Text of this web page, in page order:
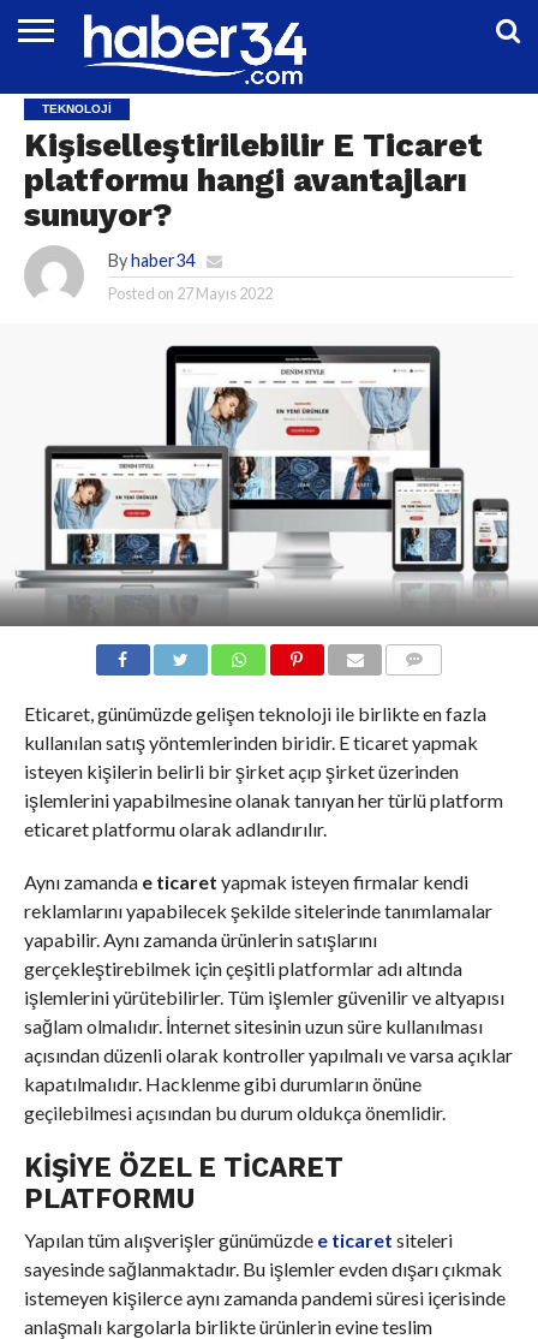
EĞITIM
EKONOMI
GENEL
MAGAZIN
OTOMOTIV
SIYASET
SPOR
TEKNOLOJI
TEKNOLOJI
Kişiselleştirilebilir E Ticaret
platformu hangi avantajları
sunuyor?
By haber34
Posted on 27 Mayıs 2022
Eticaret, günümüzde gelişen teknoloji ile birlikte en fazla
kullanılan satış yöntemlerinden biridir. E ticaret yapmak
isteyen kişilerin belirli bir şirket açıp şirket üzerinden
işlemlerini yapabilmesine olanak tanıyan her türlü platform
eticaret platformu olarak adlandırılır.
Aynı zamanda e ticaret yapmak isteyen firmalar kendi
reklamlarını yapabilecek şekilde sitelerinde tanımlamalar
yapabilir. Aynı zamanda ürünlerin satışlarını
gerçekleştirebilmek için çeşitli platformlar adı altında
işlemlerini yürütebilirler. Tüm işlemler güvenilir ve altyapısı
sağlam olmalıdır. İnternet sitesinin uzun süre kullanılması
açısından düzenli olarak kontroller yapılmalı ve varsa açıklar
kapatılmalıdır. Hacklenme gibi durumların önüne
geçilebilmesi açısından bu durum oldukça önemlidir.
KIŞIYE ÖZEL E TICARET
PLATFORMU
Yapılan tüm alışverişler günümüzde e ticaret siteleri
sayesinde sağlanmaktadır. Bu işlemler evden dışarı çıkmak
istemeyen kişilerce aynı zamanda pandemi süresi içerisinde
anlaşmalı kargolarla birlikte ürünlerin evine teslim